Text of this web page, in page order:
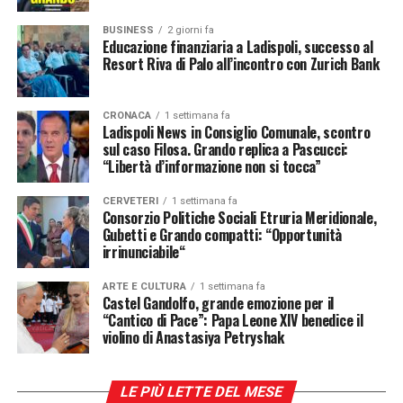
ci saranno novità. Restate sintonizzati!
Post Views: 756
RELATED TOPICS:
LADISPOLI
VINO
UP NEXT
Sangria: ricetta tradizionale e storia della bevanda
estiva
DA NON PERDERE
MEAT & GIN | CARNE SCELTA E TOP DRINK
Nicole Ceccucci
Ideato da Marco Porro, chef dell’Alleanza dei
Cuochi di Slow Food, insieme all’Associazione
Nuove Frontiere, guidata dall’instancabile Cesarina
Olivan,il laboratorio ha messo alla prova i ragazzi
attraverso un percorso concreto, fatto di tecnica,
collaborazione, precisione e spirito di squadra. Porro
non ha fatto sconti: li ha trattati come una vera brigata
di cucina professionale. A tratti dissacrante, severo
quando necessario, ma sempre pronto a scherzare, è
riuscito a creare un gruppo affiatato. Non è un caso che,
alla conclusione del progetto, i ragazzi abbiano
BUSINESS 2 giorni fa
Educazione finanziaria a Ladispoli, successo al
Resort Riva di Palo all’incontro con Zurich Bank
CRONACA 1 settimana fa
Ladispoli News in Consiglio Comunale, scontro
sul caso Filosa. Grando replica a Pascucci:
“Libertà d’informazione non si tocca”
CERVETERI 1 settimana fa
Consorzio Politiche Sociali Etruria Meridionale,
Gubetti e Grando compatti: “Opportunità
irrinunciabile“
ARTE E CULTURA 1 settimana fa
Castel Gandolfo, grande emozione per il
“Cantico di Pace”: Papa Leone XIV benedice il
violino di Anastasiya Petryshak
LE PIÙ LETTE DEL MESE